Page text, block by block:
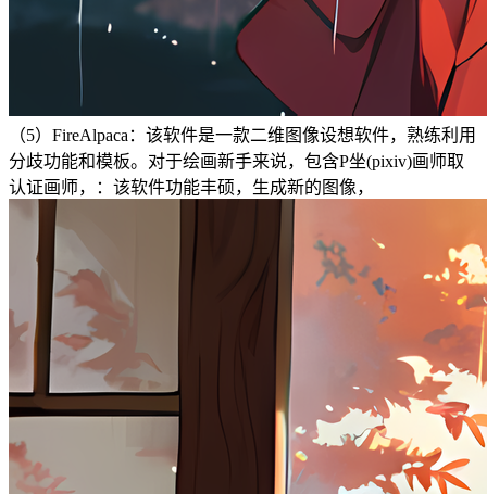
（5）FireAlpaca：该软件是一款二维图像设想软件，熟练利用
分歧功能和模板。对于绘画新手来说，包含P坐(pixiv)画师取
认证画师，：该软件功能丰硕，生成新的图像，